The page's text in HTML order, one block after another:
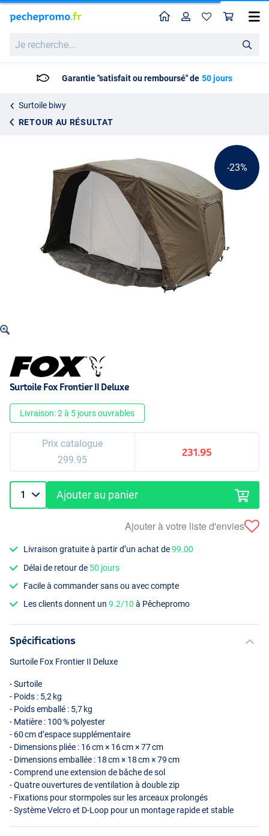
recherche...
HomeProfil
Garantie "satisfait ou remboursé" de 50 jours
Surtoile biwy
RETOUR AU RÉSULTAT
Surtoile Fox Frontier II Deluxe
-23%
Surtoile Fox Frontier II Deluxe
Livraison: 2 à 5 jours ouvrables
Prix catalogue
299.95
231.95
Ajouter au panier
Ajouter à votre liste d'envies
Livraison gratuite à partir d’un achat de99.00
Délai de retour de 50 jours
Facile à commander sans ou avec compte
Les clients donnent un9.2/10 à Pêchepromo
Spécifications
Surtoile Fox Frontier II Deluxe
- Surtoile
- Poids : 5,2 kg
- Poids emballé : 5,7 kg
- Matière : 100 % polyester
- 60 cm d’espace supplémentaire
- Dimensions pliée : 16 cm × 16 cm × 77 cm
- Dimensions emballée : 18 cm × 18 cm × 79 cm
- Comprend une extension de bâche de sol
- Quatre ouvertures de ventilation à double zip
- Fixations pour stormpoles sur les arceaux prolongés
- Système Velcro et D-Loop pour un montage rapide et stable